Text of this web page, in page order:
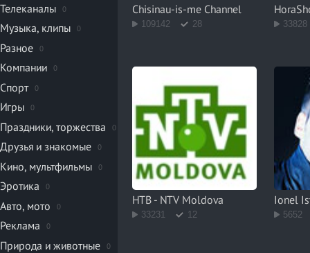
Телеканалы 0
Музыка, клипы 0
Разное 0
Компании 0
Спорт 0
Игры 0
Праздники, торжества 0
Друзья и знакомые 0
Кино, мультфильмы 0
Эротика 0
Авто, мото 0
Реклама 0
Природа и животные 0
Chisinau-is-me Channel
109142 28 33828
НТВ - NTV Moldova
33231 12
Ionel
5652